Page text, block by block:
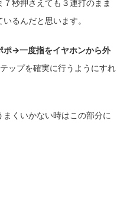
秒押さえても３連打のまま
るんだと思います。
ポ→一度指をイヤホンから外
ップを確実に行うようにすれ
くいかない時はこの部分に